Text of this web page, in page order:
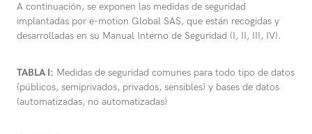
A continuación, se exponen las medidas de seguridad
implantadas por e-motion Global SAS, que están recogidas y
desarrolladas en su Manual Interno de Seguridad (I, II, III, IV).
TABLA I: Medidas de seguridad comunes para todo tipo de datos
(públicos, semiprivados, privados, sensibles) y bases de datos
(automatizadas, no automatizadas)